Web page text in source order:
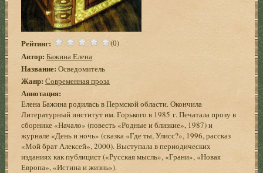
Рейтинг: (0)
Автор: Бажина Елена
Название: Осведомитель
Жанр: Современная проза
Аннотация:
Елена Бажина родилась в Пермской области. Окончила
Литературный институт им. Горького в 1985 г. Печатала прозу в
сборнике «Начало» (повесть «Родные и близкие», 1987) и
журнале «День и ночь» (сказка «Где ты, Улисс?», 1996, рассказ
«Мой брат Алексей», 2000). Выступала в периодических
изданиях как публицист («Русская мысль», «Грани», «Новая
Европа», «Истина и жизнь»).